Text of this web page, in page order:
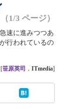
（1/3 ページ）
速に進みつつあ
行われているの
[笹原英司 ， ITmedia]